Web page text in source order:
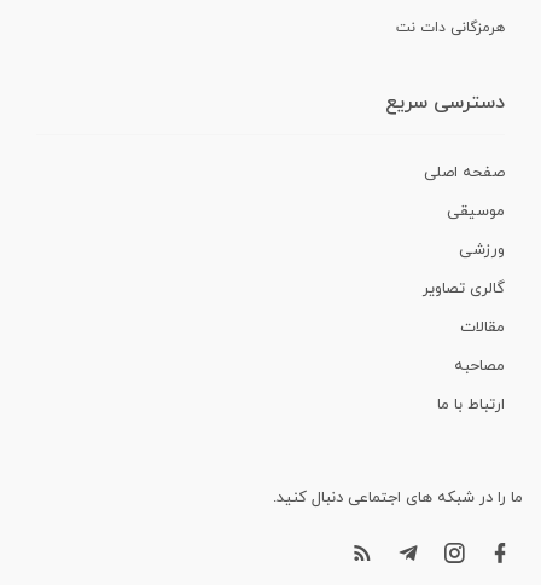
هرمزگانی دات نت
دسترسی سریع
صفحه اصلی
موسیقی
ورزشی
گالری تصاویر
مقالات
مصاحبه
ارتباط با ما
ما را در شبکه های اجتماعی دنبال کنید.